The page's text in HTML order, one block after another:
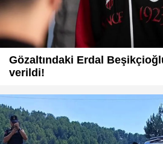
Gözaltındaki Erdal
verildi!